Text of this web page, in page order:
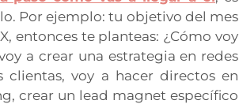
Por ejemplo: tu objetivo del mes
entonces te planteas: ¿Cómo voy
a crear una estrategia en redes
voy a hacer directos en
crear un lead magnet específico